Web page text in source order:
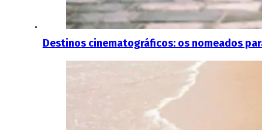
Destinos cinematográficos: os nomeados